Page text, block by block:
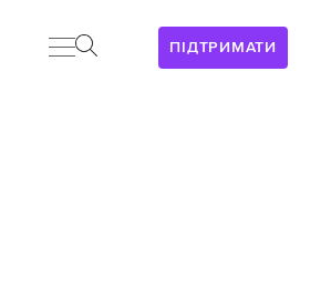
ПІДТРИМАТИ